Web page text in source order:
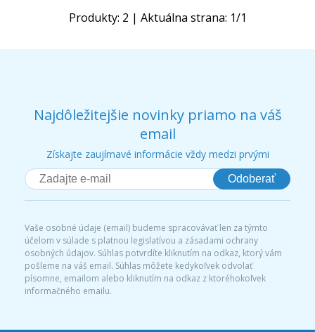
Produkty: 2 | Aktuálna strana: 1/1
Najdôležitejšie novinky priamo na váš
email
Získajte zaujímavé informácie vždy medzi prvými
Odoberať
Vaše osobné údaje (email) budeme spracovávať len za týmto
účelom v súlade s platnou legislatívou a zásadami ochrany
osobných údajov. Súhlas potvrdíte kliknutím na odkaz, ktorý vám
pošleme na váš email. Súhlas môžete kedykoľvek odvolať
písomne, emailom alebo kliknutím na odkaz z ktoréhokoľvek
informačného emailu.